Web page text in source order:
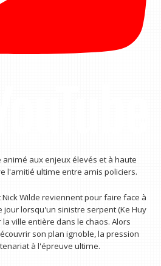
animé aux enjeux élevés et à haute
l'amitié ultime entre amis policiers.
Nick Wilde reviennent pour faire face à
jour lorsqu'un sinistre serpent (Ke Huy
ville entière dans le chaos. Alors
son plan ignoble, la pression
à l'épreuve ultime.